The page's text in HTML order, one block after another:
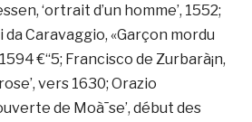
‘ortrait d’un homme’, 1552;
Caravaggio, «Garçon mordu
€“5; Francisco de Zurbarà¡n,
vers 1630; Orazio
de Moà¯se’, début des